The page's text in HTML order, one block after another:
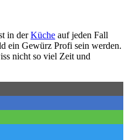
in derKüche auf jeden Fall
ein Gewürz Profi sein werden.
nicht so viel Zeit und